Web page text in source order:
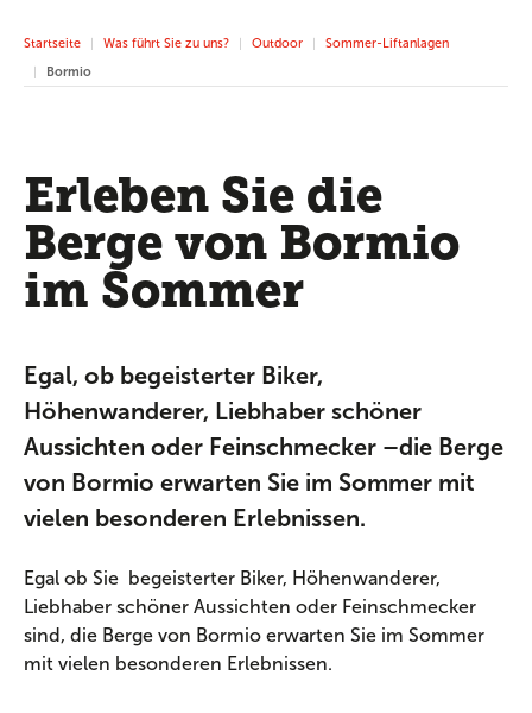
Startseite Was führt Sie zu uns? Outdoor
Sommer-Liftanlagen
Bormio
Erleben Sie die
Berge von Bormio
im Sommer
Egal, ob begeisterter Biker,
Höhenwanderer, Liebhaber schöner
Aussichten oder Feinschmecker –die Berge
von Bormio erwarten Sie im Sommer mit
vielen besonderen Erlebnissen.
Egal ob Sie begeisterter Biker, Höhenwanderer,
Liebhaber schöner Aussichten oder Feinschmecker
sind, die Berge von Bormio erwarten Sie im Sommer
mit vielen besonderen Erlebnissen.